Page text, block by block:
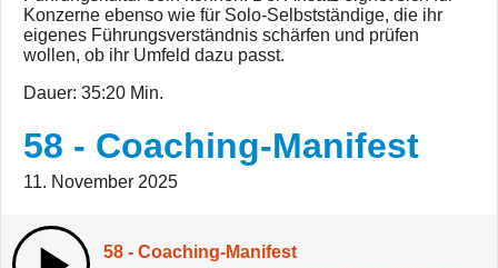
Konzerne ebenso wie für Solo-Selbstständige, die ihr
eigenes Führungsverständnis schärfen und prüfen
wollen, ob ihr Umfeld dazu passt.
Dauer: 35:20 Min.
58 - Coaching-Manifest
11. November 2025
58 - Coaching-Manifest